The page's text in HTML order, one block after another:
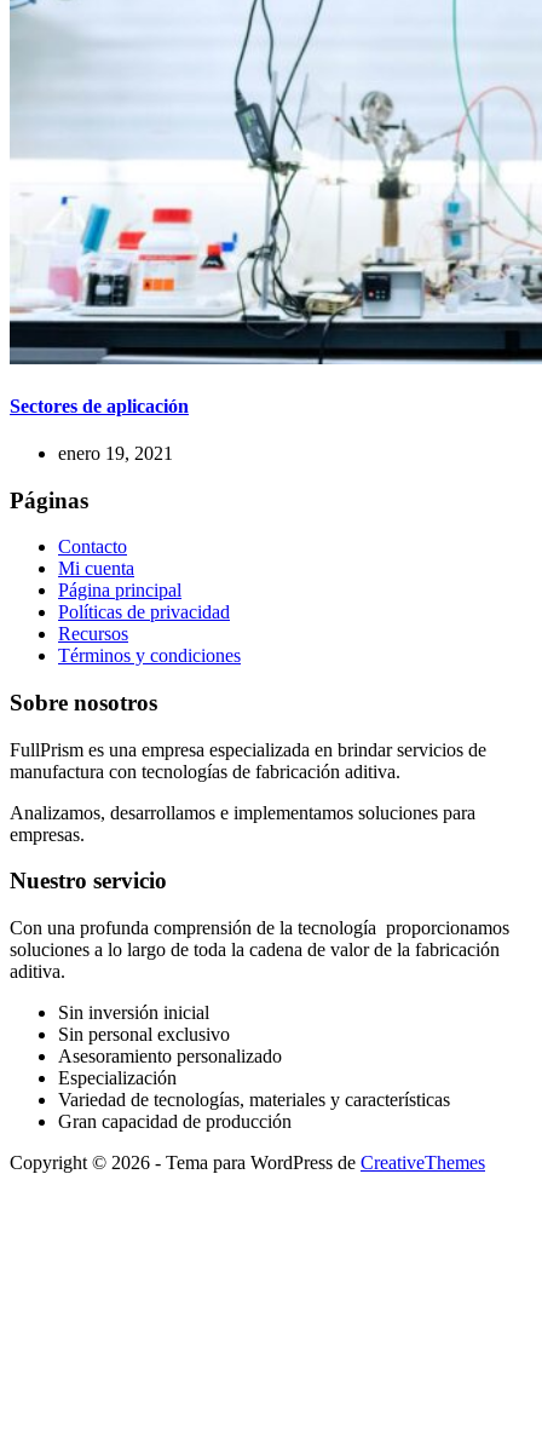
Sectores de aplicación
enero 19, 2021
Páginas
Contacto
Mi cuenta
Página principal
Políticas de privacidad
Recursos
Términos y condiciones
Sobre nosotros
FullPrism es una empresa especializada en brindar servicios de
manufactura con tecnologías de fabricación aditiva.
Analizamos, desarrollamos e implementamos soluciones para
empresas.
Nuestro servicio
Con una profunda comprensión de la tecnología proporcionamos
soluciones a lo largo de toda la cadena de valor de la fabricación
aditiva.
Sin inversión inicial
Sin personal exclusivo
Asesoramiento personalizado
Especialización
Variedad de tecnologías, materiales y características
Gran capacidad de producción
Copyright © 2026 - Tema para WordPress de CreativeThemes